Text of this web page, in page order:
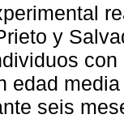
y
edad
seis